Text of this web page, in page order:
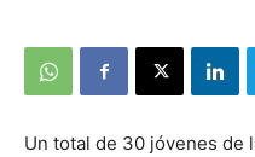
Un total de 30 jóvenes de